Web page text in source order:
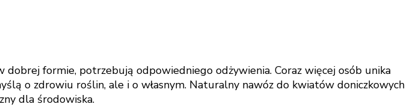
formie, potrzebują odpowiedniego odżywienia. Coraz więcej osób unika
o zdrowiu roślin, ale i o własnym. Naturalny nawóz do kwiatów doniczkowych
dla środowiska.